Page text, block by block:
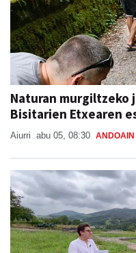
Naturan murgiltzeko
Bisitarien Etxearen
Aiurri abu 05, 08:30 ANDOAIN